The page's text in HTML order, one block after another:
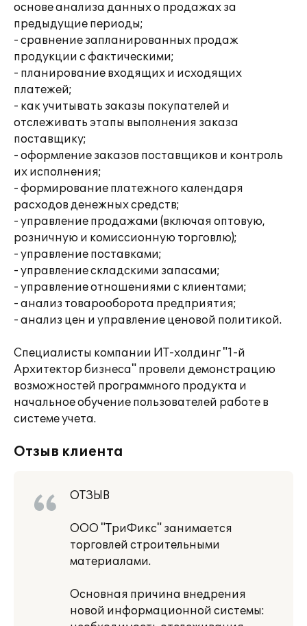
основе анализа данных о продажах за
предыдущие периоды;
- сравнение запланированных продаж
продукции с фактическими;
- планирование входящих и исходящих
платежей;
- как учитывать заказы покупателей и
отслеживать этапы выполнения заказа
поставщику;
- оформление заказов поставщиков и контроль
их исполнения;
- формирование платежного календаря
расходов денежных средств;
- управление продажами (включая оптовую,
розничную и комиссионную торговлю);
- управление поставками;
- управление складскими запасами;
- управление отношениями с клиентами;
- анализ товарооборота предприятия;
- анализ цен и управление ценовой политикой.
Специалисты компании ИТ-холдинг "1-й
Архитектор бизнеса" провели демонстрацию
возможностей программного продукта и
начальное обучение пользователей работе в
системе учета.
Отзыв клиента
ОТЗЫВ
ООО "ТриФикс" занимается
торговлей строительными
материалами.
Основная причина внедрения
новой информационной системы: